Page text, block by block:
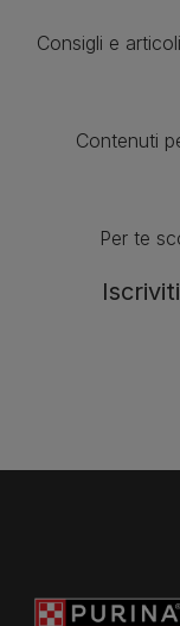
Consigli e
Contenuti
Per te